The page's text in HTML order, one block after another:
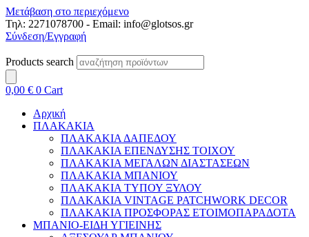
Μετάβαση στο περιεχόμενο
Τηλ: 2271078700 - Email: info@glotsos.gr
Σύνδεση/Εγγραφή
Products search
0,00 € 0 Cart
Αρχική
ΠΛΑΚΑΚΙΑ
ΠΛΑΚΑΚΙΑ ΔΑΠΕΔΟΥ
ΠΛΑΚΑΚΙΑ ΕΠΕΝΔΥΣΗΣ ΤΟΙΧΟΥ
ΠΛΑΚΑΚΙΑ ΜΕΓΑΛΩΝ ΔΙΑΣΤΑΣΕΩΝ
ΠΛΑΚΑΚΙΑ ΜΠΑΝΙΟΥ
ΠΛΑΚΑΚΙΑ ΤΥΠΟΥ ΞΥΛΟΥ
ΠΛΑΚΑΚΙΑ VINTAGE PATCHWORK DECOR
ΠΛΑΚΑΚΙΑ ΠΡΟΣΦΟΡΑΣ ΕΤΟΙΜΟΠΑΡΑΔΟΤΑ
ΜΠΑΝΙΟ-ΕΙΔΗ ΥΓΙΕΙΝΗΣ